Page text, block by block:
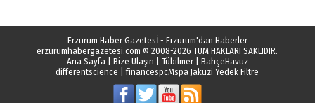
Erzurum Haber Gazetesİ - Erzurum'dan Haberler
erzurumhabergazetesi.com © 2008-2026 TÜM HAKLARI SAKLIDIR.
Ana Sayfa| Bize Ulaşın Tübilmer| BahçeHavuz
differentscience |financespcMspa Jakuzi Yedek Filtre